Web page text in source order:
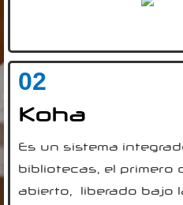
02
Koha
Es un sistema
bibliotecas, el primero
abierto, ​ liberado bajo